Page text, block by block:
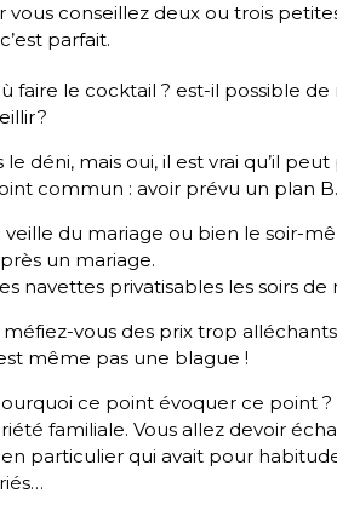
conseillez deux ou trois
parfait.
faire le cocktail ? est-il possible
?
le déni, mais oui, il est vrai qu’il
commun : avoir prévu un plan B.
veille du mariage ou bien le soir-
un mariage.
navettes privatisables les soirs de
vous des prix trop
même pas une blague !
ce point évoquer ce point ?
familiale. Vous allez devoir
particulier qui avait pour